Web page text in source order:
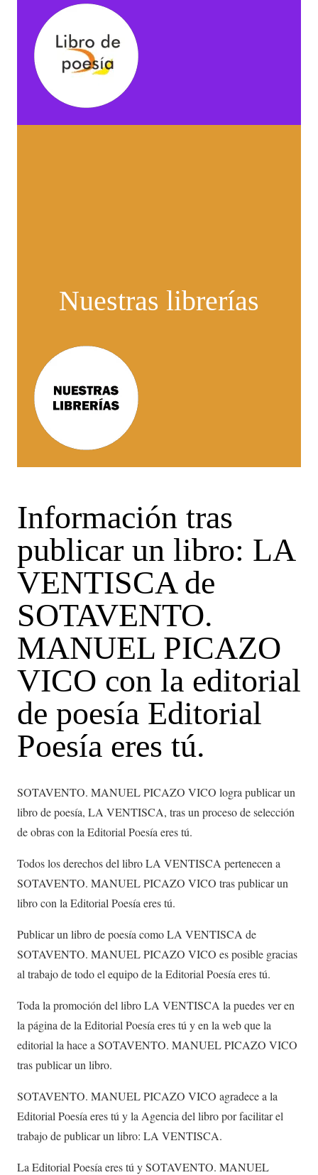
Nuestras librerías
Información tras
publicar un libro: LA
VENTISCA de
SOTAVENTO.
MANUEL PICAZO
VICO con la editorial
de poesía Editorial
Poesía eres tú.
SOTAVENTO. MANUEL PICAZO VICO logra publicar un
libro de poesía, LA VENTISCA, tras un proceso de selección
de obras con la Editorial Poesía eres tú.
Todos los derechos del libro LA VENTISCA pertenecen a
SOTAVENTO. MANUEL PICAZO VICO tras publicar un
libro con la Editorial Poesía eres tú.
Publicar un libro de poesía como LA VENTISCA de
SOTAVENTO. MANUEL PICAZO VICO es posible gracias
al trabajo de todo el equipo de la Editorial Poesía eres tú.
Toda la promoción del libro LA VENTISCA la puedes ver en
la página de la Editorial Poesía eres tú y en la web que la
editorial la hace a SOTAVENTO. MANUEL PICAZO VICO
tras publicar un libro.
SOTAVENTO. MANUEL PICAZO VICO agradece a la
Editorial Poesía eres tú y la Agencia del libro por facilitar el
trabajo de publicar un libro: LA VENTISCA.
La Editorial Poesía eres tú y SOTAVENTO. MANUEL